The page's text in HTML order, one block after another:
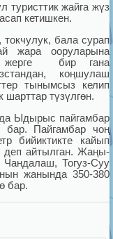
т­уристтик жайга жүз
кетишкен.
бала сурап
жара ооруларына
жерге бир гана
коңшулаш
тынымсыз келип
шарттар түзүлгөн.
Ыдырыс пайгамбар
бар. Пайгамбар чоң
бийиктикте кайып
деп айтылган. Жаңы-
Тогуз-Суу
жанында 350-380
бар.